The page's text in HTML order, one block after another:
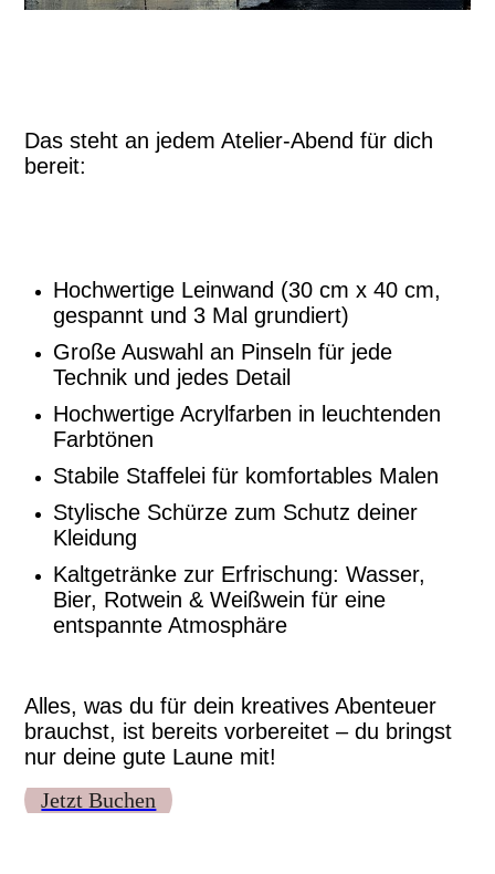
Das steht an jedem Atelier-Abend für dich
bereit:
Hochwertige Leinwand (30 cm x 40 cm,
gespannt und 3 Mal grundiert)
Große Auswahl an Pinseln für jede
Technik und jedes Detail
Hochwertige Acrylfarben in leuchtenden
Farbtönen
Stabile Staffelei für komfortables Malen
Stylische Schürze zum Schutz deiner
Kleidung
Kaltgetränke zur Erfrischung: Wasser,
Bier, Rotwein & Weißwein für eine
entspannte Atmosphäre
Alles, was du für dein kreatives Abenteuer
brauchst, ist bereits vorbereitet – du bringst
nur deine gute Laune mit!
Jetzt Buchen